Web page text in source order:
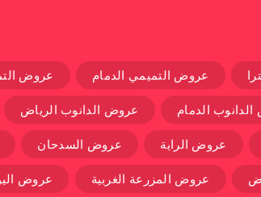
عروض التميمي الدمام عروض
الدمام عروض الدانوب الرياض
عروض الراية عروض السدحان
عروض المزرعة الغربية عروض